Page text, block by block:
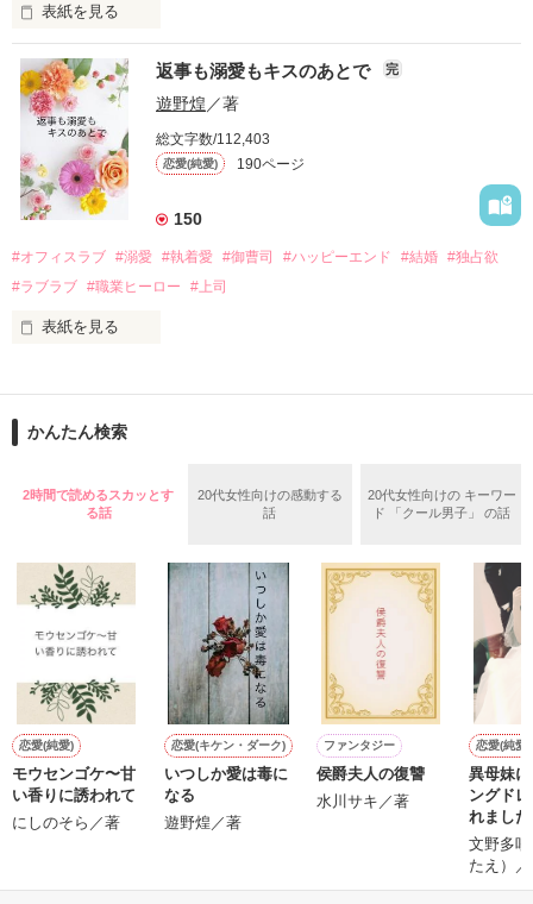
さらに、美桜が初めてだと知った哲平は
『責任をとる、結婚しよう』と真っ直ぐに告げてきた。
戸惑う美桜とは裏腹に、好きという気持ちを隠すことなく
甘やかしてくる。
そんなある日、哲平は美桜がストーカー被害に
遭っていることを知る。
美桜を守るため、哲平は同居を提案してきて――。
夏木美桜(なつきみお)
鳴海哲平 (なるみてっぺい)
2026.6.5～2026.7.25
＊以前、公開していた話の改稿版です＊
作品を読む
表紙を見る
おかしな噂を流されて前の職場でうまくいかなかった梅田美
桜は、海外で傷心旅行をしていたところ、日本人美青年と出会
い、酒の勢いもあり一夜限りの関係となる。
帰国後、美桜は新しい職場でワンナイトした美青年と再会。
なんと彼の正体は、とある財閥御曹司にも関わらず、一族を離
れて起業した新進気鋭の実業家、社内でも冷徹だと評判な社長
――御影恭司その人だったのだ――！
なぜか恭司から飼い猫の世話係を命じられた美桜は、猫の世
の関係となってしまい――？
返事も溺愛もキスのあとで 完
遊野煌 ／著
総文字数/112,403
恋愛(純愛) 190ページ
150
#オフィスラブ #溺愛 #執着愛 #御曹司 #ハッピーエンド #結婚 #独占欲
#ラブラブ #職業ヒーロー #上司
表紙を見る
ションの企画戦略室で働いている。
めた、同期で恋人の石垣守（26）がいるのだが、後輩の姫原由
いた。
守と由羅から『便利屋雛子』と馬鹿にされ、一人こっそり泣い
た上、同居まで提案してきて──？
鷹哉『宜しくな、俺の雛子』🦅
雛子『俺の……ひぃ、雛子？！！！』🐥
シゴデキで冷徹な上司が見せる素顔は、なぜか想像以上に甘く
て……🐥💓🦅
※表紙も作中使用の画像も全てフリー素材です。
※執筆期間2026.6.3〜7.20完結です。
※他サイトさんにて恋愛トレンド1位でした〜良かったら読ん
かんたん検索
2時間で読めるスカッとす
る話
20代女性向けの感動する
話
20代女性向けの キーワー
ド 「クール男子」 の話
恋愛(純愛)
モウセンゴケ〜甘
い香りに誘われて
にしのそら／著
恋愛(キケン・ダーク)
いつしか愛は毒に
なる
遊野煌／著
ファンタジー
侯爵夫人の復讐
水川サキ／著
恋愛(純愛)
異母妹
ングド
れまし
に大切
触るこ
文野多
たえ）